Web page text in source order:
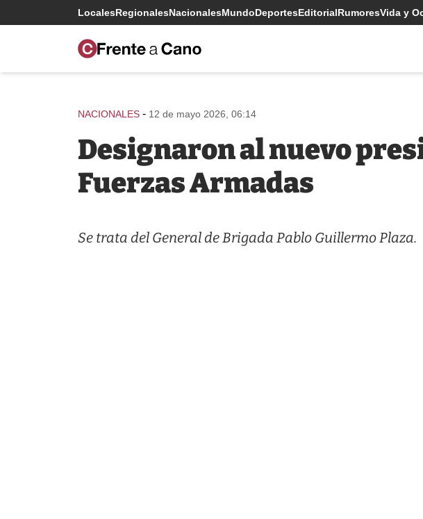
LocalesRegionalesNacionalesMundoDeportesEditorialRumoresVida y
NACIONALES - 12 de mayo 2026, 06:14
Designaron al nuevo
Fuerzas Armadas
Se trata del General de Brigada Pablo Guillermo Plaza.